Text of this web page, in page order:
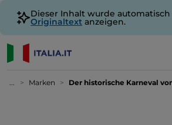
Dieser Inhalt wurde
Originaltext anzeigen.
... Marken Der historische Karneval von Offida,